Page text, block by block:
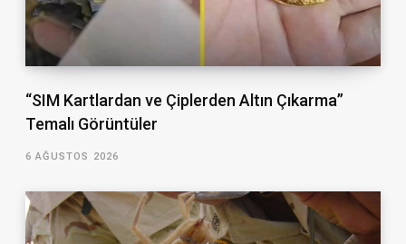
“SIM Kartlardan ve Çiplerden Altın Çıkarma”
Temalı Görüntüler
6 AĞUSTOS 2026